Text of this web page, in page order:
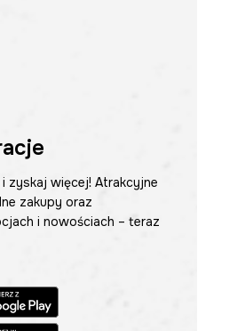
zyskaj więcej! Atrakcyjne
zakupy oraz
i nowościach – teraz